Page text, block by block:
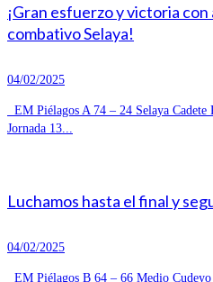
¡Gran esfuerzo y victoria
combativo Selaya!
04/02/2025
EM Piélagos A 74 – 24 Selaya Cadete
Jornada 13...
Luchamos hasta el final y
04/02/2025
EM Piélagos B 64 – 66 Medio